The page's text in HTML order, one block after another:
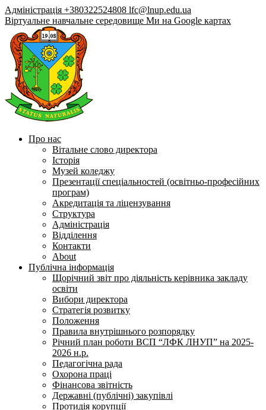
Адміністрація +380322524808 lfc@lnup.edu.ua
Віртуальне навчальне середовище Ми на Google картах
Про нас
Вітальне слово директора
Історія
Музей коледжу
Презентації спеціальностей (освітньо-професійних
програм)
Акредитація та ліцензування
Структура
Адміністрація
Відділення
Контакти
About
Публічна інформація
Щорічний звіт про діяльність керівника закладу
освіти
Вибори директора
Стратегія розвитку
Положення
Правила внутрішнього розпорядку
Річний план роботи ВСП “ЛФК ЛНУП” на 2025-
2026 н.р.
Педагогічна рада
Охорона праці
Фінансова звітність
Державні (публічні) закупівлі
Протидія корупції